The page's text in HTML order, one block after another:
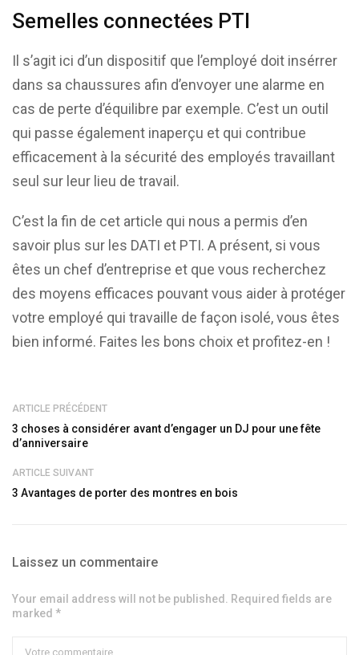
Semelles connectées PTI
Il s’agit ici d’un dispositif que l’employé doit insérrer
dans sa chaussures afin d’envoyer une alarme en
cas de perte d’équilibre par exemple. C’est un outil
qui passe également inaperçu et qui contribue
efficacement à la sécurité des employés travaillant
seul sur leur lieu de travail.
C’est la fin de cet article qui nous a permis d’en
savoir plus sur les DATI et PTI. A présent, si vous
êtes un chef d’entreprise et que vous recherchez
des moyens efficaces pouvant vous aider à protéger
votre employé qui travaille de façon isolé, vous êtes
bien informé. Faites les bons choix et profitez-en !
ARTICLE PRÉCÉDENT
3 choses à considérer avant d’engager un DJ pour une fête
d’anniversaire
ARTICLE SUIVANT
3 Avantages de porter des montres en bois
Laissez un commentaire
Your email address will not be published. Required fields are
marked *